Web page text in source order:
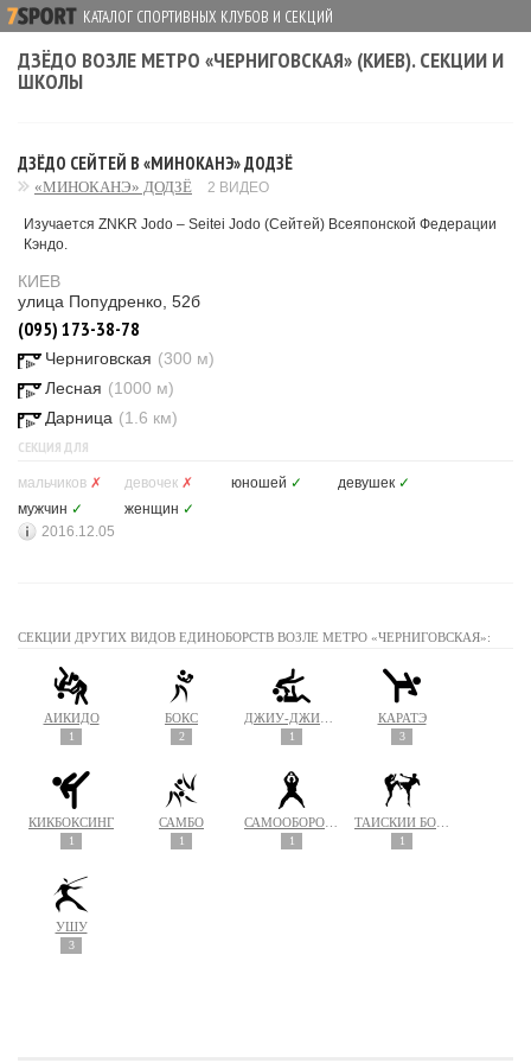
КАТАЛОГ СПОРТИВНЫХ КЛУБОВ И СЕКЦИЙ
ДЗЁДО ВОЗЛЕ МЕТРО «ЧЕРНИГОВСКАЯ» (КИЕВ). СЕКЦИИ И
ШКОЛЫ
ДЗЁДО СЕЙТЕЙ В «МИНОКАНЭ» ДОДЗЁ
«МИНОКАНЭ» ДОДЗЁ 2 ВИДЕО
Изучается ZNKR Jodo – Seitei Jodo (Сейтей) Всеяпонской Федерации
Кэндо.
КИЕВ
улица Попудренко, 52б
(095) 173-38-78
Черниговская (300 м)
Лесная (1000 м)
Дарница (1.6 км)
СЕКЦИЯ ДЛЯ
мальчиков ✗ девочек ✗ юношей ✓ девушек ✓
мужчин ✓ женщин ✓
2016.12.05
СЕКЦИИ ДРУГИХ ВИДОВ ЕДИНОБОРСТВ ВОЗЛЕ МЕТРО «ЧЕРНИГОВСКАЯ»:
АЙКИДО
1
БОКС
2 1
КАРАТЭ
3
КИКБОКСИНГ
1
САМБО
1 1 1
УШУ
3